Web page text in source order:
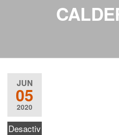
JUN
05
2020
Desactiv